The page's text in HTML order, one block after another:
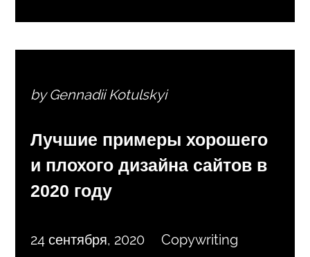
by Gennadii Kotulskyi
Лучшие примеры хорошего
и плохого дизайна сайтов в
2020 году
24 сентября, 2020 Copywriting